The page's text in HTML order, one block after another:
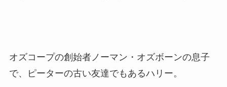
オズコープの創始者ノーマン・オズボーンの息子
で、ピーターの古い友達でもあるハリー。